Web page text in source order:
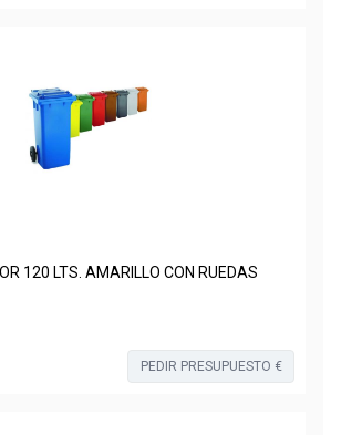
120 LTS. AMARILLO CON RUEDAS
PEDIR PRESUPUESTO €